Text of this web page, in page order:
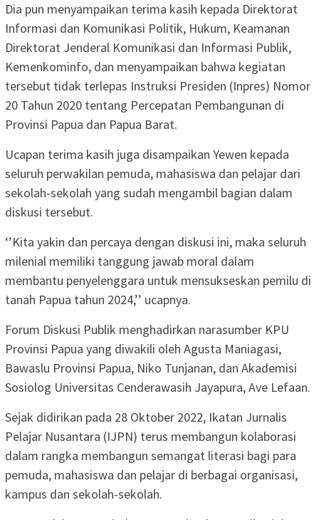
Dia pun menyampaikan terima kasih kepada Direktorat
Informasi dan Komunikasi Politik, Hukum, Keamanan
Direktorat Jenderal Komunikasi dan Informasi Publik,
Kemenkominfo, dan menyampaikan bahwa kegiatan
tersebut tidak terlepas Instruksi Presiden (Inpres) Nomor
20 Tahun 2020 tentang Percepatan Pembangunan di
Provinsi Papua dan Papua Barat.
Ucapan terima kasih juga disampaikan Yewen kepada
seluruh perwakilan pemuda, mahasiswa dan pelajar dari
sekolah-sekolah yang sudah mengambil bagian dalam
diskusi tersebut.
‘’Kita yakin dan percaya dengan diskusi ini, maka seluruh
milenial memiliki tanggung jawab moral dalam
membantu penyelenggara untuk mensukseskan pemilu di
tanah Papua tahun 2024,’’ ucapnya.
Forum Diskusi Publik menghadirkan narasumber KPU
Provinsi Papua yang diwakili oleh Agusta Maniagasi,
Bawaslu Provinsi Papua, Niko Tunjanan, dan Akademisi
Sosiolog Universitas Cenderawasih Jayapura, Ave Lefaan.
Sejak didirikan pada 28 Oktober 2022, Ikatan Jurnalis
Pelajar Nusantara (IJPN) terus membangun kolaborasi
dalam rangka membangun semangat literasi bagi para
pemuda, mahasiswa dan pelajar di berbagai organisasi,
kampus dan sekolah-sekolah.